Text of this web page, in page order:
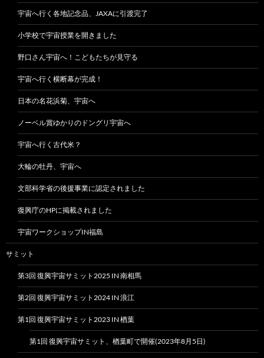
宇宙へ行く各地記念品、JAXAに引渡完了
小学校で宇宙授業を開きました
野口さん宇宙へ！こどもたちが見守る
宇宙へ行く横断幕が完成！
日本の名花浜菊、宇宙へ
ノーベル賞ゆかりのドングリ宇宙へ
宇宙へ行く古代米？
大輪の牡丹、宇宙へ
文部科学省の後援事業に認定されました
復興庁のHPに掲載されました
宇宙ワークショップIN福島
サミット
第3回 復興宇宙サミット2025 IN 南相馬
第2回 復興宇宙サミット2024 IN 浪江
第1回 復興宇宙サミット2023 IN 楢葉
第1回 復興宇宙サミット、楢葉町で開催(2023年8月5日)